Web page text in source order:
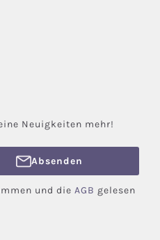
Neuigkeiten mehr!
Absenden
und die AGB gelesen